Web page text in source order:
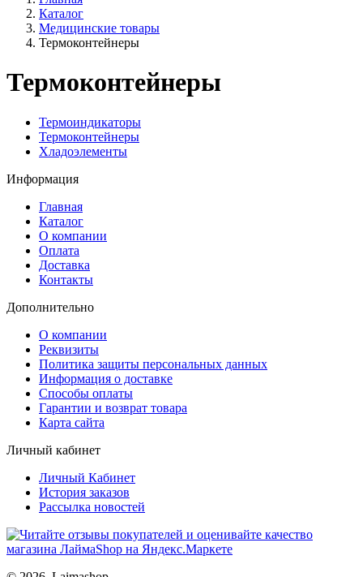
Каталог
Медицинские товары
Термоконтейнеры
Термоконтейнеры
Термоиндикаторы
Термоконтейнеры
Хладоэлементы
Информация
Главная
Каталог
О компании
Оплата
Доставка
Контакты
Дополнительно
О компании
Реквизиты
Политика защиты персональных данных
Информация о доставке
Способы оплаты
Гарантии и возврат товара
Карта сайта
Личный кабинет
Личный Кабинет
История заказов
Рассылка новостей